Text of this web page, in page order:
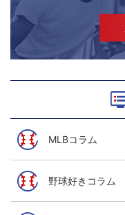
MLBコラム
野球好きコラム